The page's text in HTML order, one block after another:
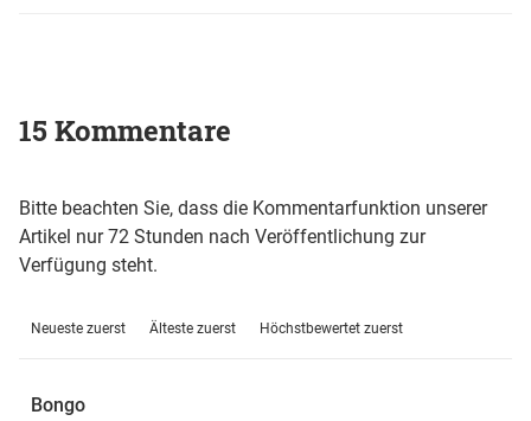
15 Kommentare
Bitte beachten Sie, dass die Kommentarfunktion unserer
Artikel nur 72 Stunden nach Veröffentlichung zur
Verfügung steht.
Neueste zuerst Älteste zuerst Höchstbewertet zuerst
Bongo